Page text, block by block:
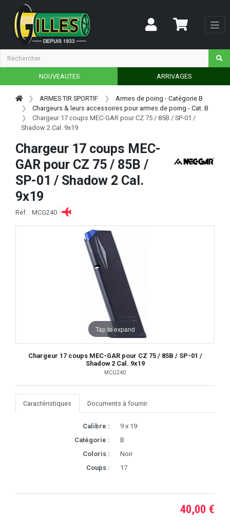
NOUVEAUTES ARRIVAGES
ARMES TIR SPORTIF
Armes de poing - Catégorie B
Chargeurs & leurs accessoires pour armes de poing - Cat. B
Chargeur 17 coups MEC-GAR pour CZ 75 / 85B / SP-01 /
Shadow 2 Cal. 9x19
Chargeur 17 coups MEC-
GAR pour CZ 75 / 85B /
SP-01 / Shadow 2 Cal.
9x19
Réf. : MCG240
Tap to expand
Chargeur 17 coups MEC-GAR pour CZ 75 / 85B / SP-01 /
Shadow 2 Cal. 9x19
MCG240
Caractéristiques Documents à fournir
Calibre :
9 x 19
Catégorie :
B
Coloris :
Noir
Coups :
17
40,00 €